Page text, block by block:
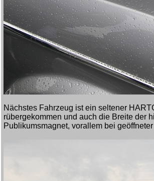
Nächstes Fahrzeug ist ein seltener
rübergekommen und auch die Breite der
Publikumsmagnet, vorallem bei